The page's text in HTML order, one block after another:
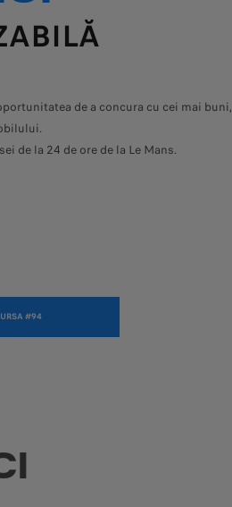
de a concura cu cei mai buni,
de la 24 de ore de la Le Mans.
#94